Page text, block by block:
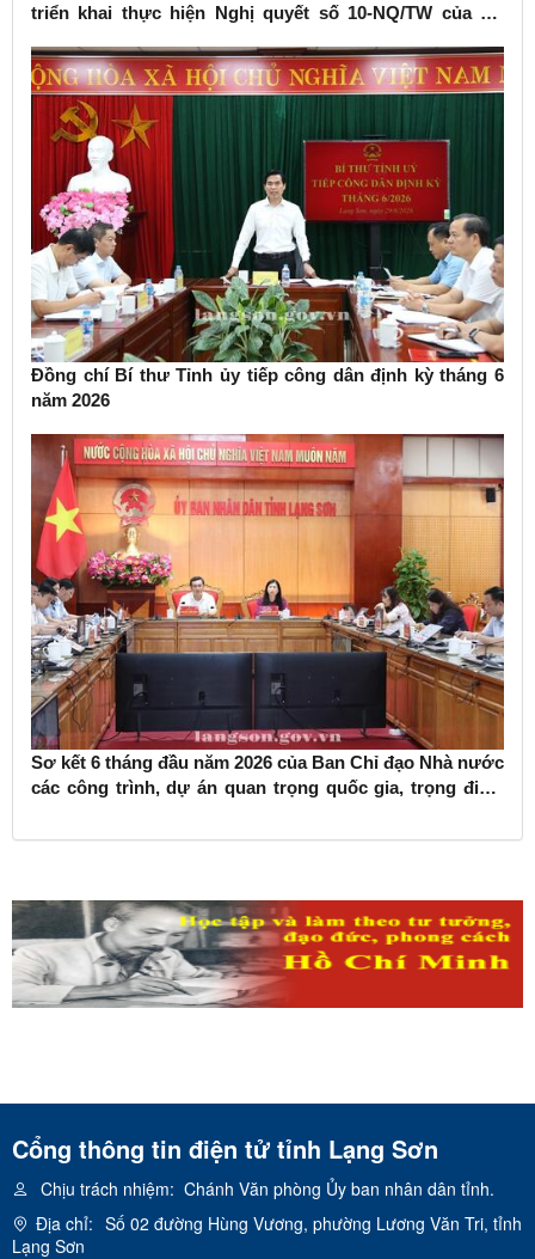
triển khai thực hiện Nghị quyết số 10-NQ/TW của Bộ
Đồng chí Bí thư Tỉnh ủy tiếp công dân định kỳ tháng 6
năm 2026
Sơ kết 6 tháng đầu năm 2026 của Ban Chỉ đạo Nhà nước
các công trình, dự án quan trọng quốc gia, trọng điểm
Cổng thông tin điện tử tỉnh Lạng Sơn
Chịu trách nhiệm: Chánh Văn phòng Ủy ban nhân dân tỉnh.
Địa chỉ: Số 02 đường Hùng Vương, phường Lương Văn Tri, tỉnh
Lạng Sơn